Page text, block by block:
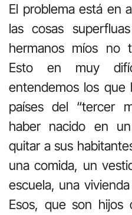
El problema está en
las cosas
hermanos míos no
Esto en muy
entendemos los que
países del “tercer
haber nacido en
quitar a sus
una comida, un
escuela, una
Esos, que son hijos